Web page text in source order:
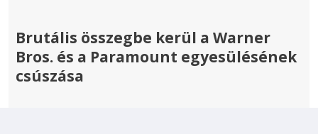
Brutális összegbe kerül a Warner
Bros. és a Paramount egyesülésének
csúszása